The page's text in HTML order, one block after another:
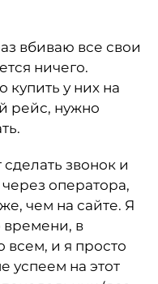
вбиваю все свои
ничего.
купить у них на
рейс, нужно
звонок и
оператора,
чем на сайте. Я
времени, в
всем, и я просто
успеем на этот